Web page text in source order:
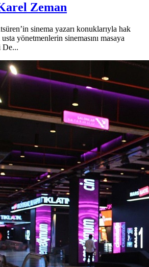
Zeman
sinema yazarı konuklarıyla hak
yönetmenlerin sinemasını masaya
De...